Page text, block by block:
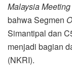
Malaysia Meeting
bahwa Segmen
Simantipal dan
menjadi bagian
(NKRI).